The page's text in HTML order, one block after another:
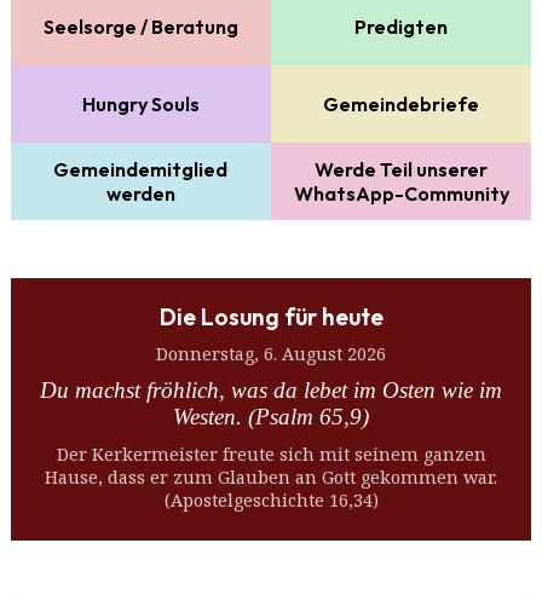
Seelsorge / Beratung Predigten
Hungry Souls Gemeindebriefe
Gemeindemitglied
werden
Werde Teil unserer
WhatsApp-Community
Die Losung für heute
Donnerstag, 6. August 2026
Du machst fröhlich, was da lebet im Osten wie im
Westen. (Psalm 65,9)
Der Kerkermeister freute sich mit seinem ganzen
Hause, dass er zum Glauben an Gott gekommen war.
(Apostelgeschichte 16,34)